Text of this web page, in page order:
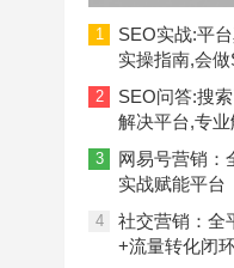
手入门到从业者
1
SEO实战:平
实操指南,会
2
SEO问答:搜
解决平台,专
3
网易号营销：
实战赋能平台
4
社交营销：全
+流量转化闭